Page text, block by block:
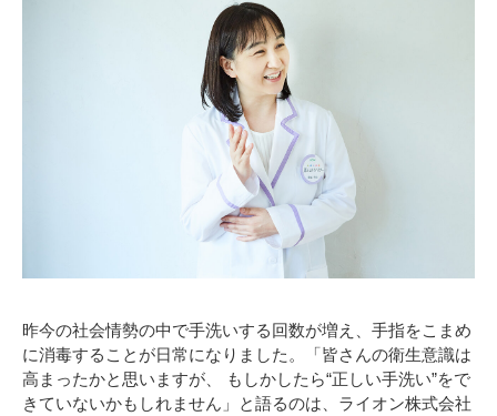
昨今の社会情勢の中で手洗いする回数が増え、手指をこまめ
に消毒することが日常になりました。「皆さんの衛生意識は
高まったかと思いますが、 もしかしたら“正しい手洗い”をで
きていないかもしれません」と語るのは、ライオン株式会社